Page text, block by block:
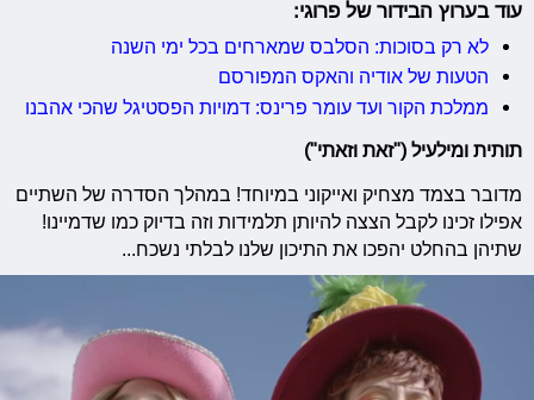
עוד בערוץ הבידור של פרוגי:
לא רק בסוכות: הסלבס שמארחים בכל ימי השנה
הטעות של אודיה והאקס המפורסם
ממלכת הקור ועד עומר פרינס: דמויות הפסטיגל שהכי אהבנו
תותית ומילעיל ("זאת וזאתי")
מדובר בצמד מצחיק ואייקוני במיוחד! במהלך הסדרה של השתיים
אפילו זכינו לקבל הצצה להיותן תלמידות וזה בדיוק כמו שדמיינו!
שתיהן בהחלט יהפכו את התיכון שלנו לבלתי נשכח...